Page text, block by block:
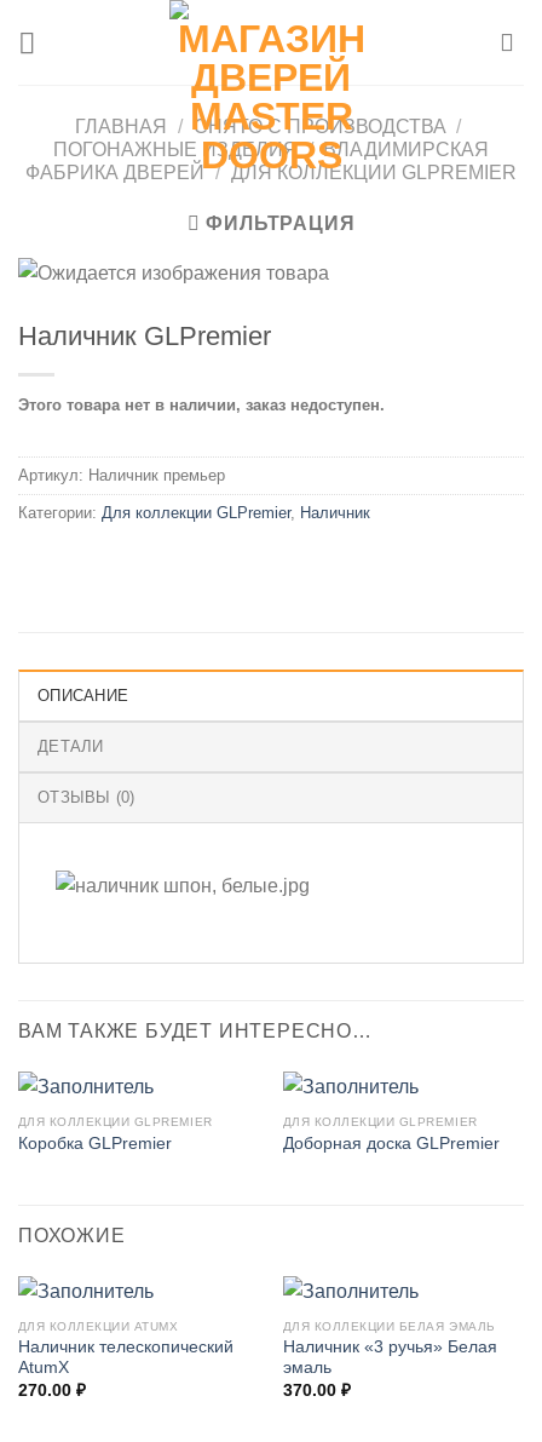
ГЛАВНАЯ / СНЯТО С ПРОИЗВОДСТВА /
ПОГОНАЖНЫЕ ИЗДЕЛИЯ / ВЛАДИМИРСКАЯ
ФАБРИКА ДВЕРЕЙ / ДЛЯ КОЛЛЕКЦИИ GLPREMIER
ФИЛЬТРАЦИЯ
Наличник GLPremier
Этого товара нет в наличии, заказ недоступен.
Артикул: Наличник премьер
Категории: Для коллекции GLPremier, Наличник
ОПИСАНИЕ
ДЕТАЛИ
ОТЗЫВЫ (0)
ВАМ ТАКЖЕ БУДЕТ ИНТЕРЕСНО…
ДЛЯ КОЛЛЕКЦИИ GLPREMIER
Коробка GLPremier
ДЛЯ КОЛЛЕКЦИИ GLPREMIER
Доборная доска GLPremier
ПОХОЖИЕ
ДЛЯ КОЛЛЕКЦИИ ATUMX
Наличник телескопический
AtumX
270.00 ₽
ДЛЯ КОЛЛЕКЦИИ БЕЛАЯ ЭМАЛЬ
Наличник «3 ручья» Белая
эмаль
370.00 ₽